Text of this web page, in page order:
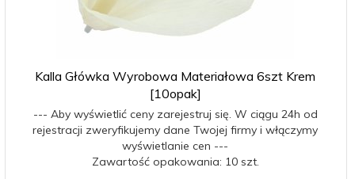
Kalla Główka Wyrobowa Materiałowa 6szt Krem
[10opak]
--- Aby wyświetlić ceny zarejestruj się. W ciągu 24h od
rejestracji zweryfikujemy dane Twojej firmy i włączymy
wyświetlanie cen ---
Zawartość opakowania: 10 szt.